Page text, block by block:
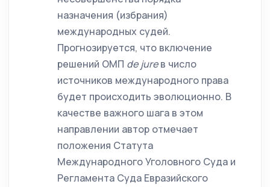
назначения (избрания)
международных судей.
Прогнозируется, что включение
решений ОМП de jure в число
источников международного права
будет происходить эволюционно. В
качестве важного шага в этом
направлении автор отмечает
положения Статута
Международного Уголовного Суда и
Регламента Суда Евразийского